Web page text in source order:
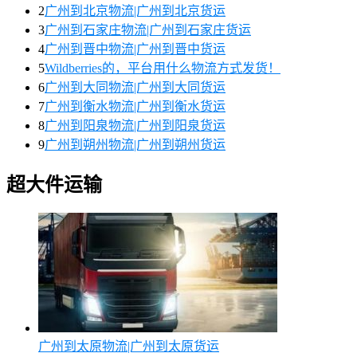
2广州到北京物流|广州到北京货运
3广州到石家庄物流|广州到石家庄货运
4广州到晋中物流|广州到晋中货运
5Wildberries的，平台用什么物流方式发货！
6广州到大同物流|广州到大同货运
7广州到衡水物流|广州到衡水货运
8广州到阳泉物流|广州到阳泉货运
9广州到朔州物流|广州到朔州货运
超大件运输
广州到太原物流|广州到太原货运